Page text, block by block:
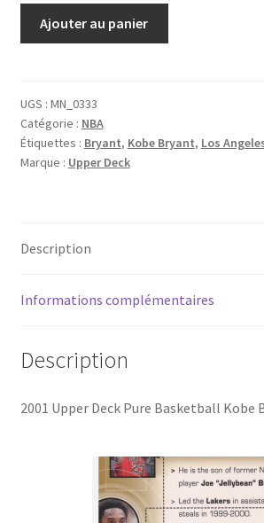
Deck
Pure
Basketball
Kobe
Ajouter au panier
UGS : MN_0333
Catégorie : NBA
Étiquettes : Bryant, Kobe Bryant, Los
Marque : Upper Deck
Description
Informations complémentaires
Description
2001 Upper Deck Pure Basketball Kobe